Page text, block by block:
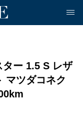
ー 1.5 S レザ
マツダコネク